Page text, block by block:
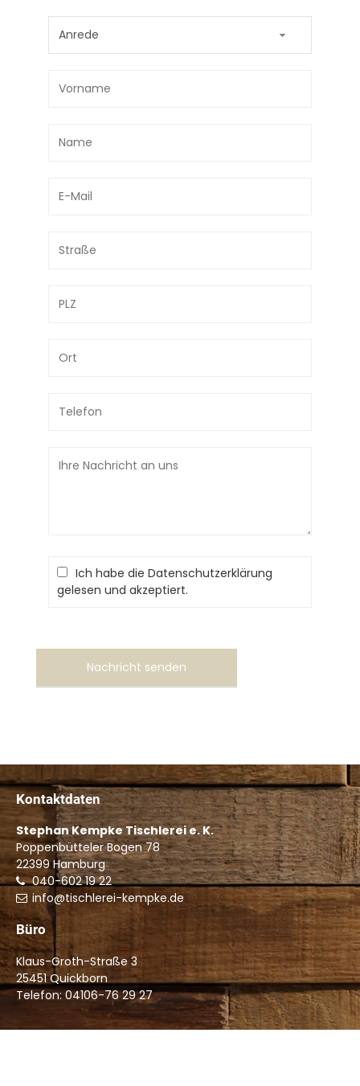
Ich habe die Datenschutzerklärung
gelesen und akzeptiert.
Kontaktdaten
Stephan Kempke Tischlerei e. K.
Poppenbütteler Bogen 78
22399 Hamburg
040-602 19 22
info@tischlerei-kempke.de
Büro
Klaus-Groth-Straße 3
25451 Quickborn
Telefon: 04106-76 29 27